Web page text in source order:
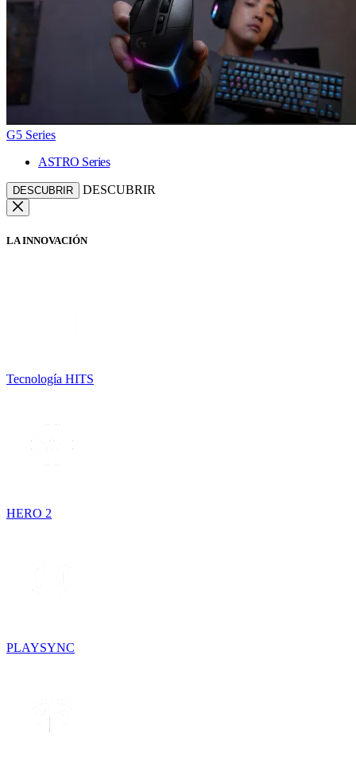
G5 Series
ASTRO Series
DESCUBRIR DESCUBRIR
LA INNOVACIÓN
Tecnología HITS
HERO 2
PLAYSYNC